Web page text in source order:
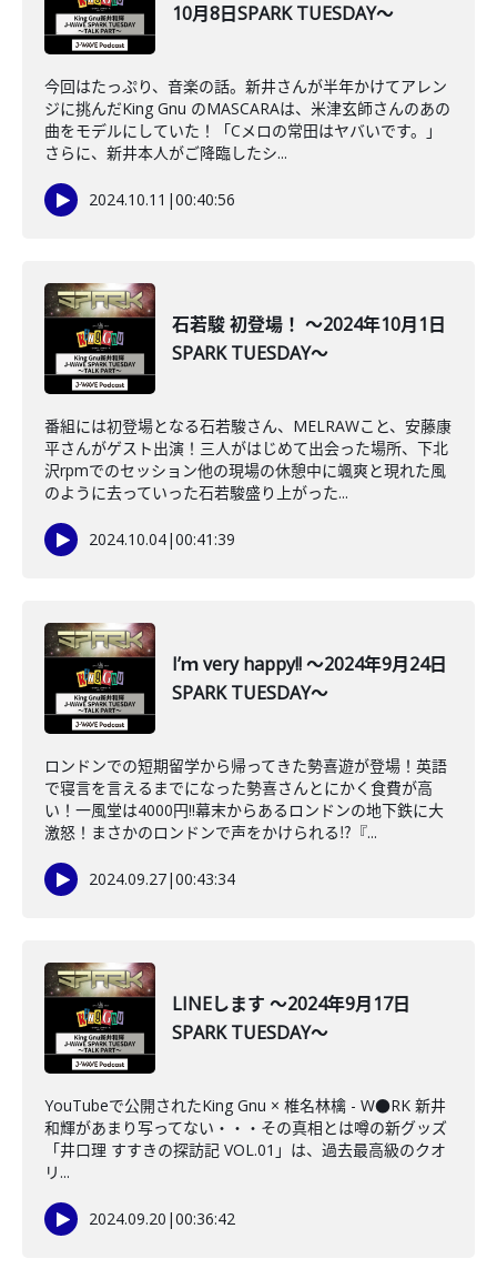
10月8日SPARK TUESDAY～
今回はたっぷり、音楽の話。新井さんが半年かけてアレン
ジに挑んだKing Gnu のMASCARAは、米津玄師さんのあの
曲をモデルにしていた！「Cメロの常田はヤバいです。」
さらに、新井本人がご降臨したシ...
2024.10.11 |00:40:56
石若駿 初登場！ ～2024年10月1日
SPARK TUESDAY～
番組には初登場となる石若駿さん、MELRAWこと、安藤康
平さんがゲスト出演！三人がはじめて出会った場所、下北
沢rpmでのセッション他の現場の休憩中に颯爽と現れた風
のように去っていった石若駿盛り上がった...
2024.10.04|00:41:39
I’ｍ very happy!! ～2024年9月24日
SPARK TUESDAY～
ロンドンでの短期留学から帰ってきた勢喜遊が登場！英語
で寝言を言えるまでになった勢喜さんとにかく食費が高
い！一風堂は4000円‼幕末からあるロンドンの地下鉄に大
激怒！まさかのロンドンで声をかけられる⁉『...
2024.09.27|00:43:34
LINEします ～2024年9月17日
SPARK TUESDAY～
YouTubeで公開されたKing Gnu × 椎名林檎 - W●RK 新井
和輝があまり写ってない・・・その真相とは噂の新グッズ
「井口理 すすきの探訪記 VOL.01」は、過去最高級のクオ
リ...
2024.09.20 |00:36:42